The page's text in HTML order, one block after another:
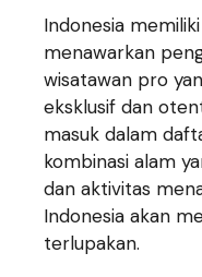
Indonesia
menawarkan
wisatawan pro
eksklusif dan
masuk dalam
kombinasi alam
dan aktivitas
Indonesia akan
terlupakan.